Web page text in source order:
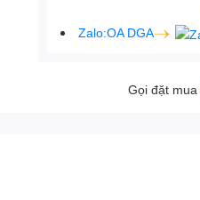
Zalo:OA DGA
Gọi đặt mua